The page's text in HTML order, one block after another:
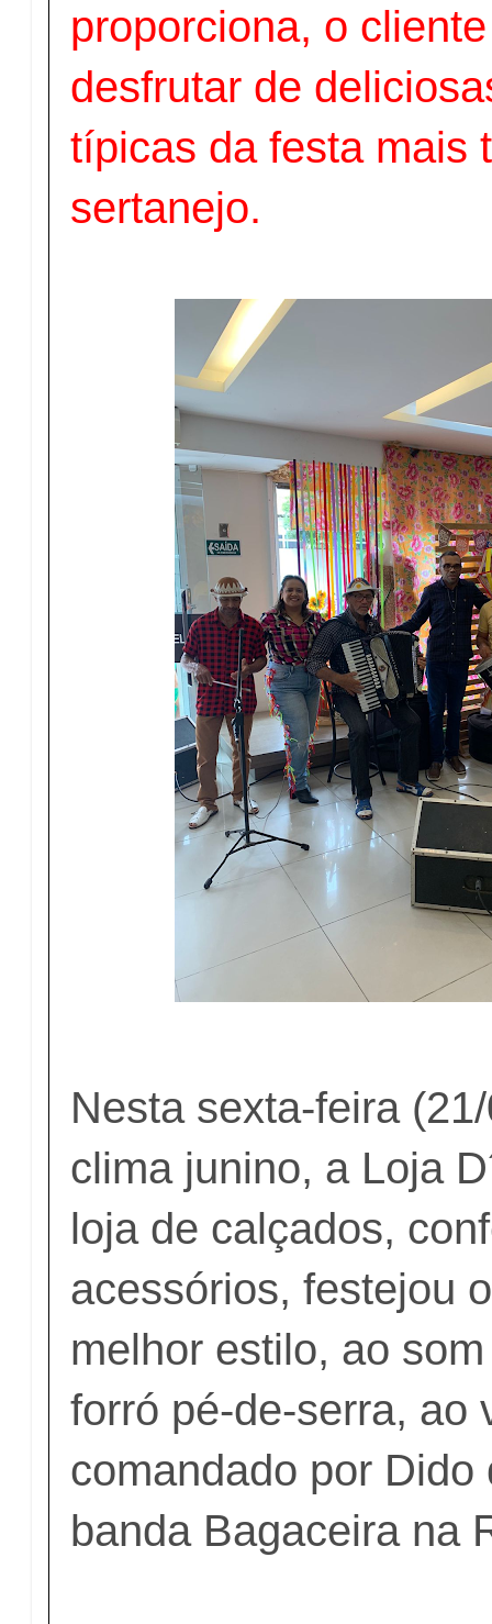
proporciona, o
desfrutar de
típicas da festa mais
sertanejo.
Nesta sexta-feira
clima junino, a Loja
loja de calçados,
acessórios, festejou
melhor estilo, ao
forró pé-de-serra, ao
comandado por Dido
banda Bagaceira na